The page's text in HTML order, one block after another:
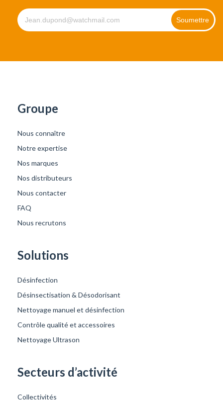
Groupe
Nous connaître
Notre expertise
Nos marques
Nos distributeurs
Nous contacter
FAQ
Nous recrutons
Solutions
Désinfection
Désinsectisation & Désodorisant
Nettoyage manuel et désinfection
Contrôle qualité et accessoires
Nettoyage Ultrason
Secteurs d’activité
Collectivités